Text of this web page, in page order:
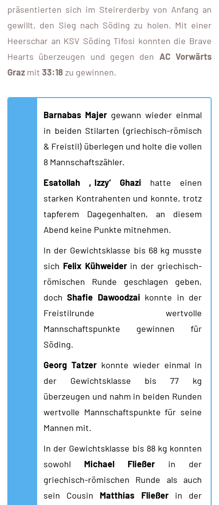
präsentierten sich im Steirerderby von Anfang an
gewillt, den Sieg nach Söding zu holen. Mit einer
Heerschar an KSV Söding Tifosi konnten die Brave
Hearts überzeugen und gegen den AC Vorwärts
Graz mit 33:18 zu gewinnen.
Barnabas Majer gewann wieder einmal
in beiden Stilarten (griechisch-römisch
& Freistil) überlegen und holte die vollen
8 Mannschaftszähler.
Esatollah ‚Izzy‘ Ghazi hatte einen
starken Kontrahenten und konnte, trotz
tapferem Dagegenhalten, an diesem
Abend keine Punkte mitnehmen.
In der Gewichtsklasse bis 68 kg musste
sich Felix Kühweiderin der griechisch-
römischen Runde geschlagen geben,
dochShafie Dawoodzai konnte in der
Freistilrunde wertvolle
Mannschaftspunkte gewinnen für
Söding.
Georg Tatzer konnte wieder einmal in
der Gewichtsklasse bis 77 kg
überzeugen und nahm in beiden Runden
wertvolle Mannschaftspunkte für seine
Mannen mit.
In der Gewichtsklasse bis 88 kg konnten
sowohl Michael Fließer in der
griechisch-römischen Runde als auch
sein Cousin Matthias Fließerin der